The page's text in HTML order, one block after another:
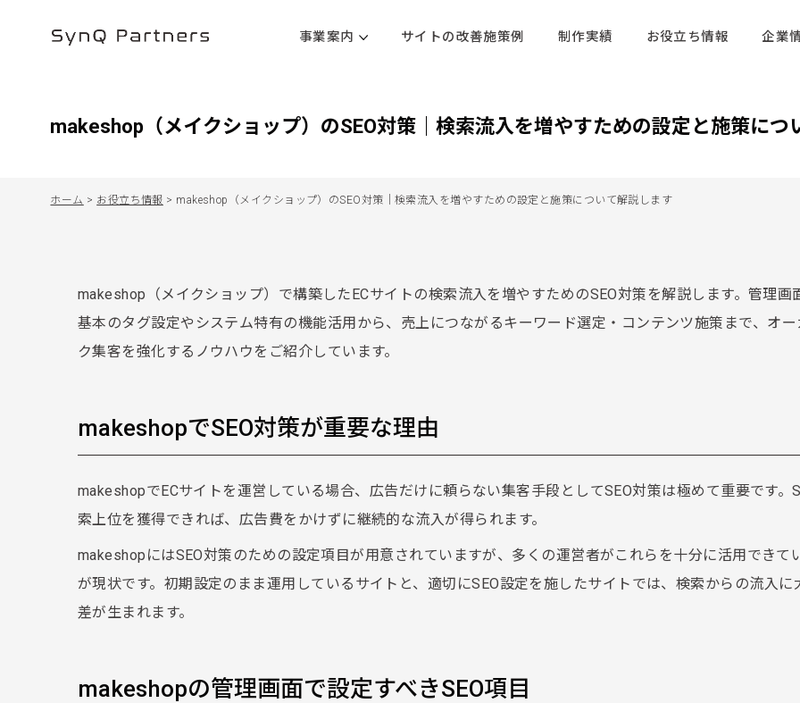
事業案内 サイトの改善施策例 制作実績 お役立ち情報 企業
makeshop（メイクショップ）のSEO対策｜検索流入を増やすための設定と施策につ
ホーム > お役立ち情報 > makeshop（メイクショップ）のSEO対策｜検索流入を増やすための設定と施策について解説します
makeshop（メイクショップ）で構築したECサイトの検索流入を増やすためのSEO対策を解説します。管理画
基本のタグ設定やシステム特有の機能活用から、売上につながるキーワード選定・コンテンツ施策まで、オー
ク集客を強化するノウハウをご紹介しています。
makeshopでSEO対策が重要な理由
makeshopでECサイトを運営している場合、広告だけに頼らない集客手段としてSEO対策は極めて重要です。
索上位を獲得できれば、広告費をかけずに継続的な流入が得られます。
makeshopにはSEO対策のための設定項目が用意されていますが、多くの運営者がこれらを十分に活用できて
が現状です。初期設定のまま運用しているサイトと、適切にSEO設定を施したサイトでは、検索からの流入に
差が生まれます。
makeshopの管理画面で設定すべきSEO項目